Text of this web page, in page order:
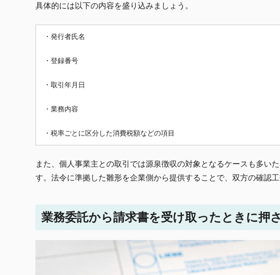
具体的には以下の内容を盛り込みましょう。
・発行者氏名
・登録番号
・取引年月日
・業務内容
・税率ごとに区分した消費税額などの項目
また、個人事業主との取引では源泉徴収の対象となるケースも多い
す。法令に準拠した雛形を企業側から提供することで、双方の確認
業務委託から請求書を受け取ったときに押